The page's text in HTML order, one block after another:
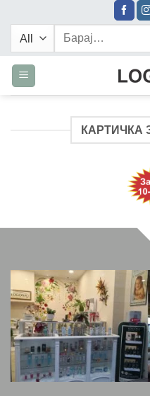
content
Барај:
КАРТИЧКА